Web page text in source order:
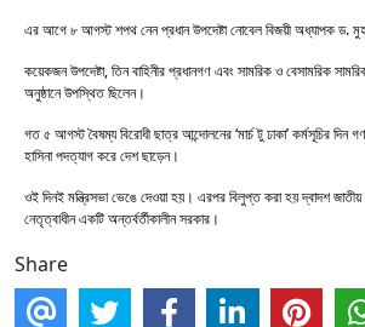
এর আগে ৮ আগস্ট শপথ নেন প্রধান উপদেষ্টা নোবেল বিজয়ী অধ্যাপক ড.
কয়েকজন উপদেষ্টা, তিন বাহিনীর প্রধানগণ এবং সামরিক ও বেসামরিক
অনুষ্ঠানে উপস্থিত ছিলেন।
গত ৫ আগস্ট বৈষম্য বিরোধী ছাত্র আন্দোলনের ‘মার্চ টু ঢাকা’ কর্মসূচির দিন
হাসিনা পদত্যাগ করে দেশ ছাড়েন।
ওই দিনই মন্ত্রিসভা ভেঙে দেওয়া হয়। এরপর বিলুপ্ত করা হয় দ্বাদশ
নেতৃত্বাধীন একটি অন্তর্বর্তীকালীন সরকার।
Share